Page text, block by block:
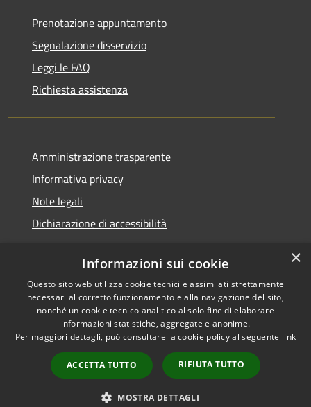
Prenotazione appuntamento
Segnalazione disservizio
Leggi le FAQ
Richiesta assistenza
Amministrazione trasparente
Informativa privacy
Note legali
Dichiarazione di accessibilità
RSS
Accessibilità
Cookie
Mappa del sito
WebMail
Copyright © 2026 • Comune di
Santa Teresa Gallura •
Powered byMunicipium
Accesso redazione
×
Informazioni sui cookie
Questo sito web utilizza cookie tecnici e assimilati strettamente
necessari al corretto funzionamento e alla navigazione del sito,
nonché un cookie tecnico analitico al solo fine di elaborare
informazioni statistiche, aggregate e anonime.
Per maggiori dettagli, può consultare la cookie policy al seguente link
ACCETTA TUTTO RIFIUTA TUTTO
MOSTRA DETTAGLI